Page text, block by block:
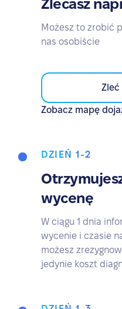
Zlecasz
Możesz to zrobić
nas osobiście
Zleć
Zobacz mapę
DZIEŃ 1-2
wycenę
W ciągu 1 dnia
wycenie i czasie
możesz
jedynie koszt